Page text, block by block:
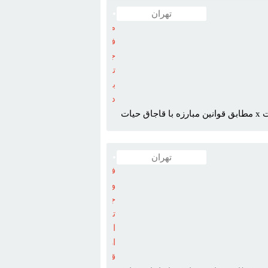
تهران
مرکز
فروش
جوجه
تيغي
بياباني
درتهران
X قابل توجه بسيار مهم حائزاهميت x مطابق قوانين مبارزه با قاجاق حيات
تهران
فروش
ويژه
جوجه
تيغي
ارزان
قيمت